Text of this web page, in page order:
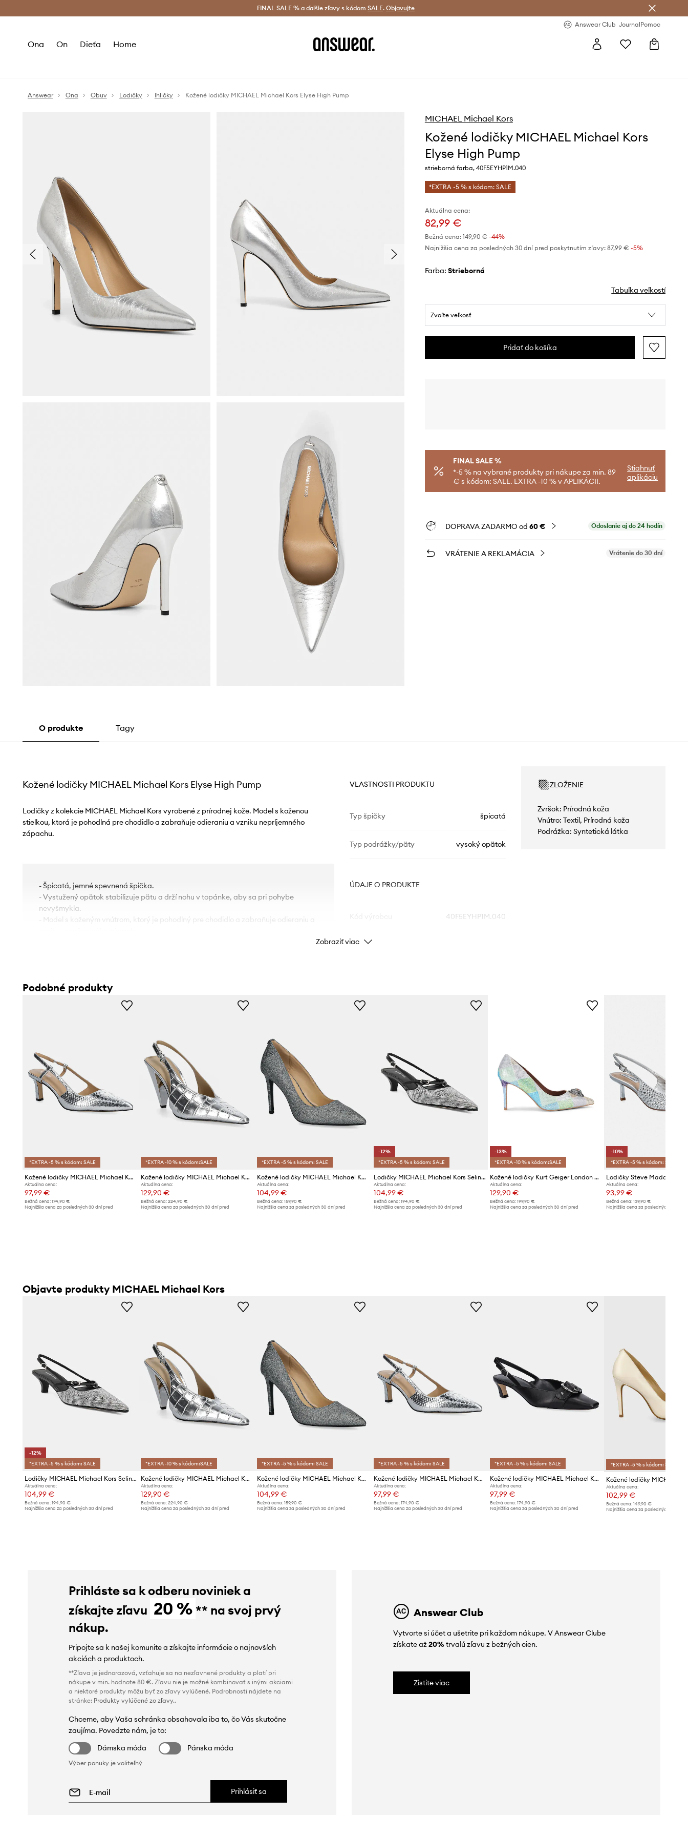
Bezplatná doprava od 60 € > Doručenie aj do 24 h >
FINAL SALE % a ďalšie zľavy s kódom SALE. Objavujte
Answear Club JournalPomoc
Ona On Dieťa Home
Answear Ona Obuv Lodičky Ihličky Kožené lodičky MICHAEL Michael Kors Elyse High Pump
MICHAEL Michael Kors
Kožené lodičky MICHAEL Michael Kors
Elyse High Pump
strieborná farba, 40F5EYHP1M.040
*EXTRA -5 % s kódom: SALE
Aktuálna cena:
82,99 €
Bežná cena: 149,90 € -44%
Najnižšia cena za posledných 30 dní pred poskytnutím zľavy: 87,99 € -5%
Farba: strieborná
Tabuľka veľkostí
Zvoľte veľkosť
Pridať do košíka
FINAL SALE %
*-5 % na vybrané produkty pri nákupe za min. 89
€ s kódom: SALE. EXTRA -10 % v APLIKÁCII.
Stiahnuť
aplikáciu
DOPRAVA ZADARMO od 60 € Odoslanie aj do 24 hodín
VRÁTENIE A REKLAMÁCIA Vrátenie do 30 dní
O produkte Tagy
Kožené lodičky MICHAEL Michael Kors Elyse High Pump
Lodičky z kolekcie MICHAEL Michael Kors vyrobené z prírodnej kože. Model s koženou
stielkou, ktorá je pohodlná pre chodidlo a zabraňuje odieraniu a vzniku nepríjemného
zápachu.
- Špicatá, jemné spevnená špička.
- Vystužený opätok stabilizuje pätu a drží nohu v topánke, aby sa pri pohybe
nevyšmykla.
- Model s koženým vnútrom, ktorý je pohodlný pre chodidlo a zabraňuje odieraniu a
VLASTNOSTI PRODUKTU
Typ špičky špicatá
Typ podrážky/päty vysoký opätok
ÚDAJE O PRODUKTE
40F5EYHP1M.040
Farba
Výrobca
ZLOŽENIE
Zvršok: Prírodná koža
Vnútro: Textil, Prírodná koža
Podrážka: Syntetická látka
Zobraziť viac
Podobné produkty
*EXTRA -5 % s kódom: SALE
Kožené lodičky MICHAEL Michael Kors Alora
Aktuálna cena:
97,99 €
Bežná cena: 174,90 €
Najnižšia cena za posledných 30 dní pred
*EXTRA -10 % s kódom:SALE
Kožené lodičky MICHAEL Michael Kors Electra
Aktuálna cena:
129,90 €
Bežná cena:224,90 €
Najnižšia cena za posledných 30 dní pred
*EXTRA -5 % s kódom: SALE
Kožené lodičky MICHAEL Michael Kors Alina
Aktuálna cena:
104,99 €
Bežná cena: 159,90 €
Najnižšia cena za posledných 30 dní pred
-12%
*EXTRA -5 % s kódom: SALE
Lodičky MICHAEL Michael Kors Selina
Aktuálna cena:
104,99 €
Bežná cena: 194,90 €
Najnižšia cena za posledných 30 dní pred
-13%
*EXTRA -10 % s kódom:SALE
Kožené lodičky Kurt Geiger London Belgravia Eagle Court
Aktuálna cena:
129,90 €
Bežná cena:199,90 €
Najnižšia cena za posledných 30 dní pred
-10%
*EXTRA -5 % s kódom: SALE
Lodičky Steve Madden
Aktuálna cena:
93,99 €
Bežná cena: 139,90 €
Najnižšia cena za posledných 30 dní
Objavte produkty MICHAEL Michael Kors
-12%
*EXTRA -5 % s kódom: SALE
Lodičky MICHAEL Michael Kors Selina
Aktuálna cena:
104,99 €
Bežná cena: 194,90 €
Najnižšia cena za posledných 30 dní pred
*EXTRA -10 % s kódom:SALE
Kožené lodičky MICHAEL Michael Kors Electra
Aktuálna cena:
129,90 €
Bežná cena:224,90 €
Najnižšia cena za posledných 30 dní pred
*EXTRA -5 % s kódom: SALE
Kožené lodičky MICHAEL Michael Kors Alina
Aktuálna cena:
104,99 €
Bežná cena: 159,90 €
Najnižšia cena za posledných 30 dní pred
*EXTRA -5 % s kódom: SALE
Kožené lodičky MICHAEL Michael Kors Alora
Aktuálna cena:
97,99 €
Bežná cena: 174,90 €
Najnižšia cena za posledných 30 dní pred
*EXTRA -5 % s kódom: SALE
Kožené lodičky MICHAEL Michael Kors Jaden
Aktuálna cena:
97,99 €
Bežná cena:174,90 €
Najnižšia cena za posledných 30 dní pred
*EXTRA -5 % s kódom: SALE
Aktuálna cena:
102,99 €
Bežná cena: 149,90 €
Najnižšia cena za posledných 30 dní
Prihláste sa k odberu noviniek a
získajte zľavu 20 % ** na svoj prvý
nákup.
Pripojte sa k našej komunite a získajte informácie o najnovších
akciách a produktoch.
**Zľava je jednorazová, vzťahuje sa na nezľavnené produkty a platí pri
nákupe v min. hodnote 80 €. Zľavu nie je možné kombinovať s inými akciami
a niektoré produkty môžu byť zo zľavy vylúčené. Podrobnosti nájdete na
stránke: Produkty vylúčené zo zľavy..
Chceme, aby Vaša schránka obsahovala iba to, čo Vás skutočne
zaujíma. Povedzte nám, je to:
Dámska móda
Pánska móda
Výber ponuky je voliteľný
Prihlásiť sa
Answear Club
Vytvorte si účet a ušetrite pri každom nákupe. V Answear Clube
získate až20%trvalú zľavu z bežných cien.
Zistite viac